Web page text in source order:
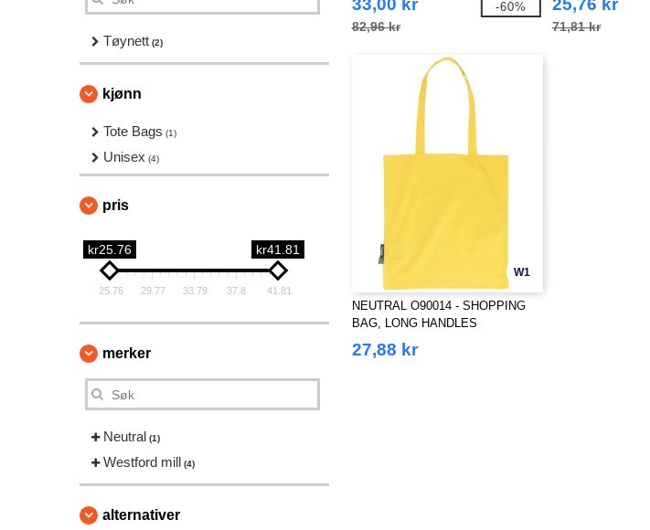
Tøynett (2)
kjønn
Tote Bags (1)
Unisex (4)
pris
kr25.76 kr41.81
25.76 29.77 33.79 37.8 41.81
merker
Neutral (1)
Westford mill (4)
alternativer
33,00 kr
82,96 kr
-60% 25,76 kr
71,81 kr
W1
NEUTRAL O90014 - SHOPPING
BAG, LONG HANDLES
27,88 kr